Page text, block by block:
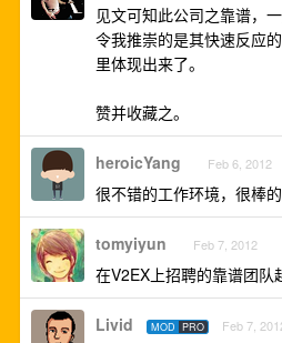
见文可知此公司之靠谱，
令我推崇的是其快速反应
里体现出来了。
赞并收藏之。
heroicYang Feb 6, 2012
很不错的工作环境，很棒的
tomyiyun Feb 7, 2012
在V2EX上招聘的靠谱团队
Livid MOD PRO Feb 7,